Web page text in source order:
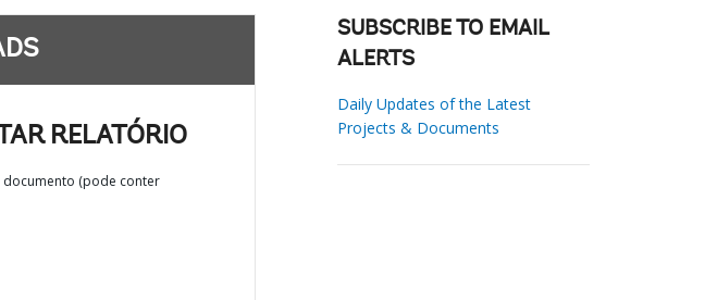
RELATÓRIO
(pode conter
SUBSCRIBE TO EMAIL
ALERTS
Daily Updates of the Latest
Projects & Documents